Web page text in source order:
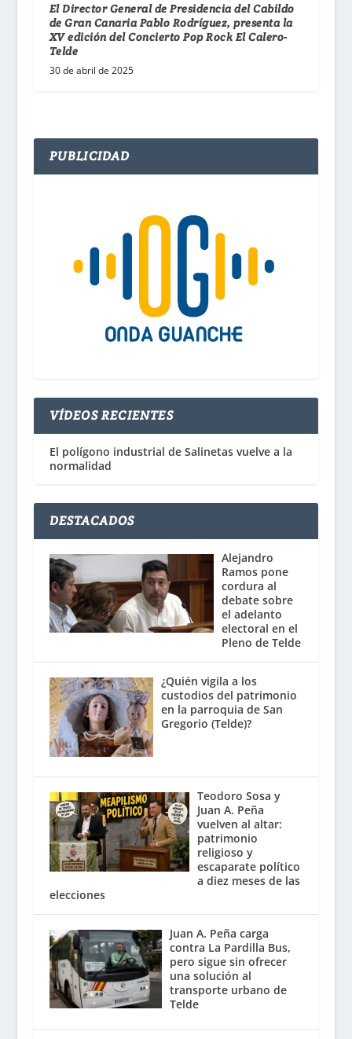
El Director General de Presidencia del Cabildo
de Gran Canaria Pablo Rodríguez, presenta la
XV edición del Concierto Pop Rock El Calero-
Telde
30 de abril de 2025
PUBLICIDAD
VÍDEOS RECIENTES
El polígono industrial de Salinetas vuelve a la
normalidad
DESTACADOS
Alejandro
Ramos pone
cordura al
debate sobre
el adelanto
electoral en el
Pleno de Telde
¿Quién vigila a los
custodios del patrimonio
en la parroquia de San
Gregorio (Telde)?
Teodoro Sosa y
Juan A. Peña
vuelven al altar:
patrimonio
religioso y
escaparate político
a diez meses de las
elecciones
Juan A. Peña carga
contra La Pardilla Bus,
pero sigue sin ofrecer
una solución al
transporte urbano de
Telde